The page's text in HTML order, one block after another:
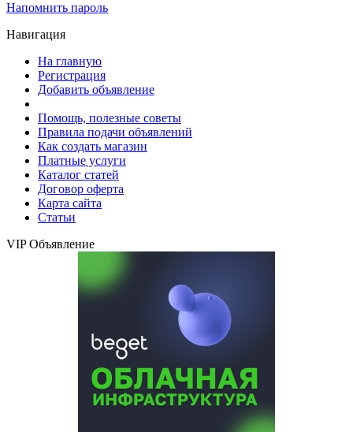
Напомнить пароль
Навигация
На главную
Регистрация
Добавить объявление
Помощь, полезные советы
Правила подачи объявлений
Как создать магазин
Платные услуги
Каталог статей
Договор оферта
Карта сайта
Статьи
VIP Объявление